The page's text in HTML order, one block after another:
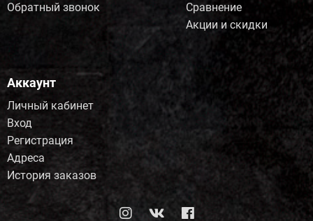
Обратный звонок
Сравнение
Акции и скидки
Аккаунт
Личный кабинет
Вход
Регистрация
Адреса
История заказов